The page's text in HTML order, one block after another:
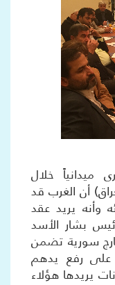
ميدانياً خلال
أن الغرب قد
وأنه يريد عقد
بشار الأسد
سورية تضمن
على رفع يدهم
يريدها هؤلاء